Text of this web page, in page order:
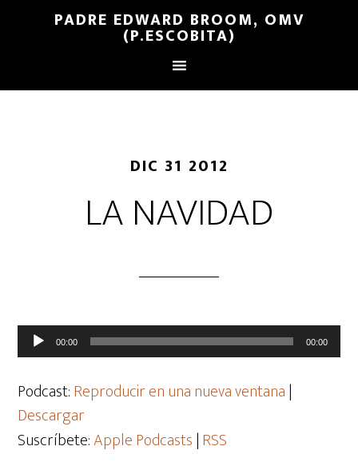
PADRE EDWARD BROOM, OMV
(P.ESCOBITA)
DIC 31 2012
LA NAVIDAD
Reproductor
de
audio
00:00 00:00
Podcast:Reproducir en una nueva ventana|
Descargar
Suscríbete:Apple Podcasts|RSS